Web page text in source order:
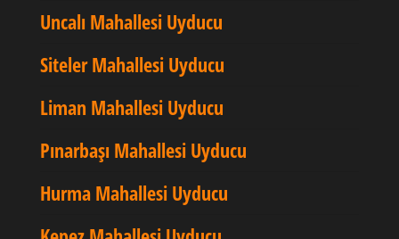
Uncalı Mahallesi Uyducu
Siteler Mahallesi Uyducu
Liman Mahallesi Uyducu
Pınarbaşı Mahallesi Uyducu
Hurma Mahallesi Uyducu